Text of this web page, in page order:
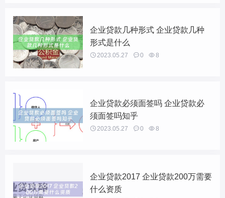
企业贷款几种形式 企业贷款几种
形式是什么
2023.05.27 0 8
企业贷款必须面签吗 企业贷款必
须面签吗知乎
2023.05.27 0 8
企业贷款2017 企业贷款200万需要
什么资质